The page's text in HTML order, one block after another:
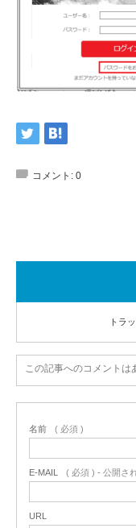
コメント: 0
トラ
この記事へのコメントは
名前 ( 必須 )
E-MAIL ( 必須 ) - 公開さ
URL